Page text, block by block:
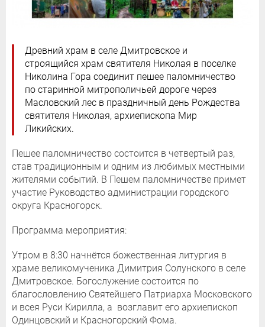
Древний храм в селе Дмитровское и
строящийся храм святителя Николая в поселке
Николина Гора соединит пешее паломничество
по старинной митрополичьей дороге через
Масловский лес в праздничный день Рождества
святителя Николая, архиепископа Мир
Ликийских.
Пешее паломничество состоится в четвертый раз,
став традиционным и одним из любимых местными
жителями событий. В Пешем паломничестве примет
участие Руководство администрации городского
округа Красногорск.
Программа мероприятия:
Утром в 8:30 начнётся божественная литургия в
храме великомученика Димитрия Солунского в селе
Дмитровское. Богослужение состоится по
благословлению Святейшего Патриарха Московского
и всея Руси Кирилла, а возглавит его архиепископ
Одинцовский и Красногорский Фома.